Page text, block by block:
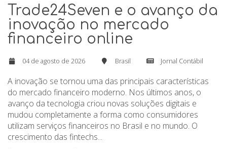
Trade24Seven e o avanço da
inovação no mercado
financeiro online
04 de agosto de 2026 Brasil Jornal Contábil
A inovação se tornou uma das principais características
do mercado financeiro moderno. Nos últimos anos, o
avanço da tecnologia criou novas soluções digitais e
mudou completamente a forma como consumidores
utilizam serviços financeiros no Brasil e no mundo. O
crescimento das fintechs...